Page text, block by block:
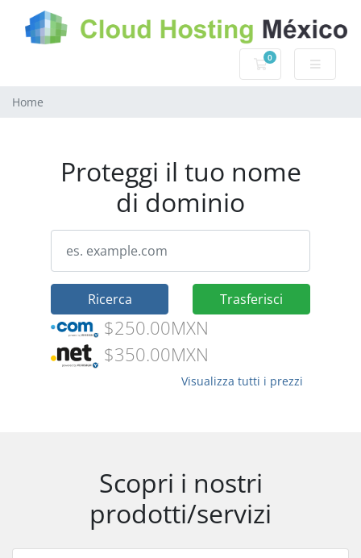
0
Carrello
Home
Proteggi il tuo nome
di dominio
Ricerca Trasferisci
$250.00MXN
$350.00MXN
Visualizza tutti i prezzi
Scopri i nostri
prodotti/servizi